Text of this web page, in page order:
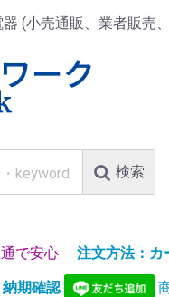
(小売通販、業者販売
検索
で安心 注文方法：カ
期確認